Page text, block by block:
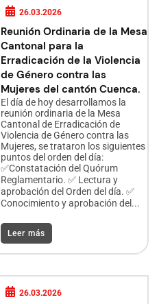
26.03.2026
Reunión Ordinaria de la Mesa
Cantonal para la
Erradicación de la Violencia
de Género contra las
Mujeres del cantón Cuenca.
El día de hoy desarrollamos la
reunión ordinaria de la Mesa
Cantonal de Erradicación de
Violencia de Género contra las
Mujeres, se trataron los siguientes
puntos del orden del día:
✅Constatación del Quórum
Reglamentario. ✅ Lectura y
aprobación del Orden del día. ✅
Conocimiento y aprobación del...
Leer más
26.03.2026